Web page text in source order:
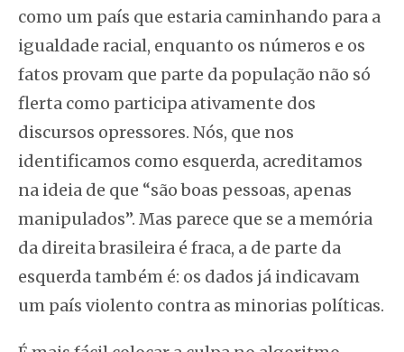
como um país que estaria caminhando para a
igualdade racial, enquanto os números e os
fatos provam que parte da população não só
flerta como participa ativamente dos
discursos opressores. Nós, que nos
identificamos como esquerda, acreditamos
na ideia de que “são boas pessoas, apenas
manipulados”. Mas parece que se a memória
da direita brasileira é fraca, a de parte da
esquerda também é: os dados já indicavam
um país violento contra as minorias políticas.